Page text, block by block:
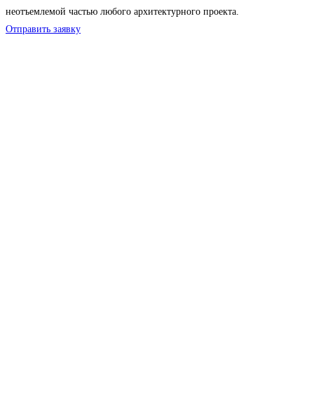
неотъемлемой частью любого архитектурного проекта.
Отправить заявку